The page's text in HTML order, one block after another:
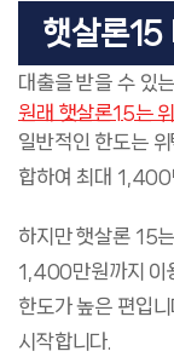
햇살론15
대출을 받을 수 있
원래 햇살론15는
일반적인 한도는
합하여 최대 1,400
하지만 햇살론 15
1,400만원까지 이
한도가 높은 편입
시작합니다.